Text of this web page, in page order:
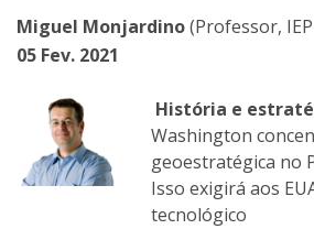
Miguel Monjardino(Professor,
05 Fev. 2021
História e
Washington
geoestratégica no
Isso exigirá aos
tecnológico